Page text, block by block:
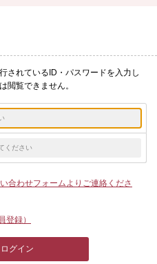
されているID・パスワードを入力し
閲覧できません。
合わせフォームよりご連絡くださ
登録）
ログイン